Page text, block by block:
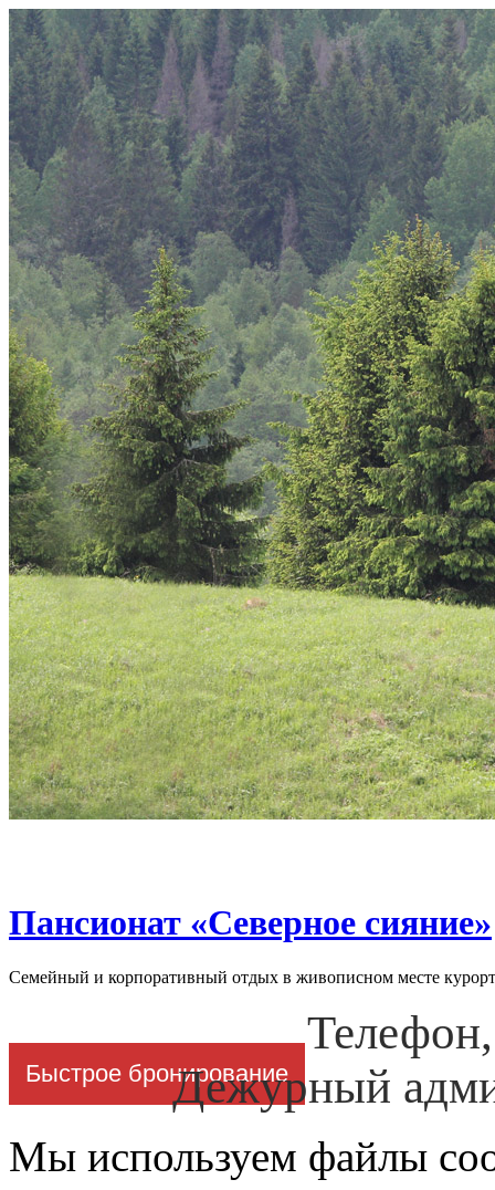
Пансионат «Северное сияние»
Семейный и корпоративный отдых в живописном месте
Дежурный
Быстрое бронирование
Мы используем файлы